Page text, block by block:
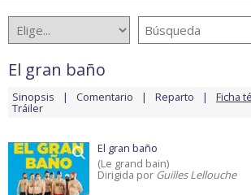
El gran baño
Sinopsis Comentario Reparto Ficha
Tráiler
El gran baño
(Le grand bain)
Dirigida por Guilles Lellouche